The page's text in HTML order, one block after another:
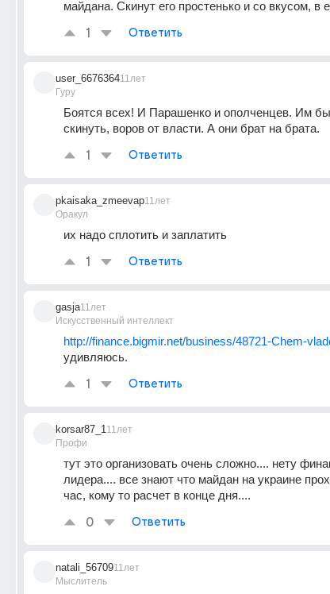
майдана. Скинут его простенько и со вкусом,
1 Ответить
user_6676364
Гуру
11лет
Боятся всех! И Парашенко и ополченцев. Им
скинуть, воров от власти. А они брат на брата.
1 Ответить
pkaisaka_zmeevap
Оракул
11лет
их надо сплотить и заплатить
1 Ответить
gasja
Искусственный интеллект
11лет
http://finance.bigmir.net/business/48721-Chem-
удивляюсь.
1 Ответить
korsar87_1
Профи
11лет
тут это организовать очень сложно.... нету
лидера.... все знают что майдан на украине
час, кому то расчет в конце дня....
0 Ответить
natali_56709
Мыслитель
11лет